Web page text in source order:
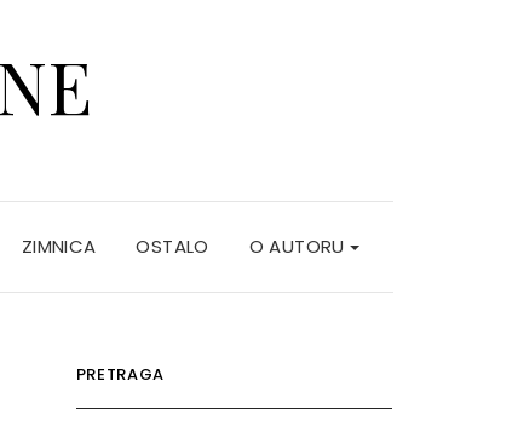
ZIMNICA OSTALO O AUTORU
PRETRAGA